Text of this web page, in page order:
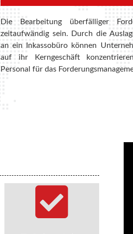
Die Bearbeitung überfälliger
zeitaufwändig sein. Durch die
an ein Inkassobüro können
auf ihr Kerngeschäft
Personal für das